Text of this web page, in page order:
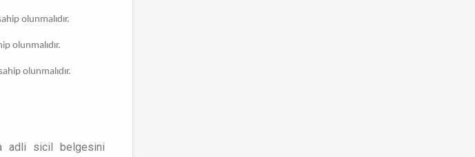
olunmalıdır.
olunmalıdır.
olunmalıdır.
adli sicil belgesini